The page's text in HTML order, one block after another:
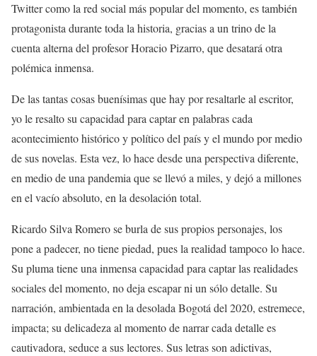
Twitter como la red social más popular del momento, es también
protagonista durante toda la historia, gracias a un trino de la
cuenta alterna del profesor Horacio Pizarro, que desatará otra
polémica inmensa.
De las tantas cosas buenísimas que hay por resaltarle al escritor,
yo le resalto su capacidad para captar en palabras cada
acontecimiento histórico y político del país y el mundo por medio
de sus novelas. Esta vez, lo hace desde una perspectiva diferente,
en medio de una pandemia que se llevó a miles, y dejó a millones
en el vacío absoluto, en la desolación total.
Ricardo Silva Romero se burla de sus propios personajes, los
pone a padecer, no tiene piedad, pues la realidad tampoco lo hace.
Su pluma tiene una inmensa capacidad para captar las realidades
sociales del momento, no deja escapar ni un sólo detalle. Su
narración, ambientada en la desolada Bogotá del 2020, estremece,
impacta; su delicadeza al momento de narrar cada detalle es
cautivadora, seduce a sus lectores. Sus letras son adictivas,